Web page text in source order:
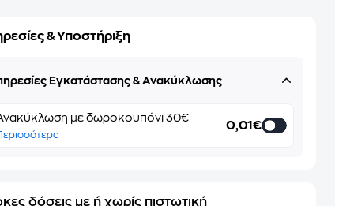
& Υποστήριξη
Εγκατάστασης & Ανακύκλωσης
με δωροκουπόνι 30€
0,01€
δόσεις με ή χωρίς πιστωτική